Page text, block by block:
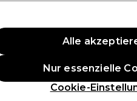
Die Professional Preise
Gratis
Cookie-
Nur essenzielle
Alle